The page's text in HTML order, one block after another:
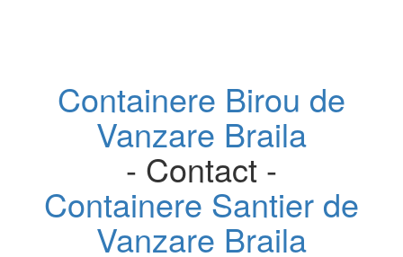
Containere Birou de
Vanzare Braila
- Contact -
Containere Santier de
Vanzare Braila